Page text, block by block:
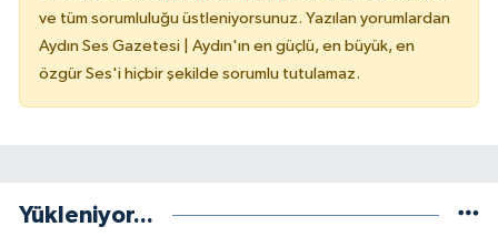
ve tüm sorumluluğu üstleniyorsunuz. Yazılan yorumlardan
Aydın Ses Gazetesi | Aydın'ın en güçlü, en büyük, en
özgür Ses'i hiçbir şekilde sorumlu tutulamaz.
Yükleniyor...